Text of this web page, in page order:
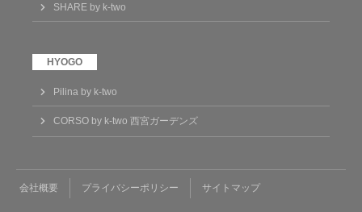
SHARE by k-two
Pilina by k-two
CORSO by k-two 西宮ガーデンズ
会社概要 プライバシーポリシー サイトマップ